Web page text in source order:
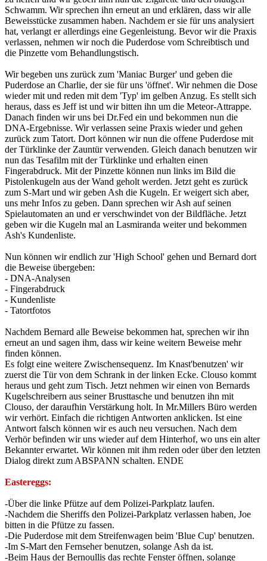
Schwamm. Wir sprechen ihn erneut an und erklären, dass wir alle
Beweisstücke zusammen haben. Nachdem er sie für uns analysiert
hat, verlangt er allerdings eine Gegenleistung. Bevor wir die Praxis
verlassen, nehmen wir noch die Puderdose vom Schreibtisch und
die Pinzette vom Behandlungstisch.
Wir begeben uns zurück zum 'Maniac Burger' und geben die
Puderdose an Charlie, der sie für uns 'öffnet'. Wir nehmen die Dose
wieder mit und reden mit dem 'Typ' im gelben Anzug. Es stellt sich
heraus, dass es Jeff ist und wir bitten ihn um die Meteor-Attrappe.
Danach finden wir uns bei Dr.Fed ein und bekommen nun die
DNA-Ergebnisse. Wir verlassen seine Praxis wieder und gehen
zurück zum Tatort. Dort können wir nun die offene Puderdose mit
der Türklinke der Zauntür verwenden. Gleich danach benutzen wir
nun das Tesafilm mit der Türklinke und erhalten einen
Fingerabdruck. Mit der Pinzette können nun links im Bild die
Pistolenkugeln aus der Wand geholt werden. Jetzt geht es zurück
zum S-Mart und wir geben Ash die Kugeln. Er weigert sich aber,
uns mehr Infos zu geben. Dann sprechen wir Ash auf seinen
Spielautomaten an und er verschwindet von der Bildfläche. Jetzt
geben wir die Kugeln mal an Lasmiranda weiter und bekommen
Ash's Kundenliste.
Nun können wir endlich zur 'High School' gehen und Bernard dort
die Beweise übergeben:
- DNA-Analysen
- Fingerabdruck
- Kundenliste
- Tatortfotos
Nachdem Bernard alle Beweise bekommen hat, sprechen wir ihn
erneut an und sagen ihm, dass wir keine weitern Beweise mehr
finden können.
Es folgt eine weitere Zwischensequenz. Im Knast'benutzen' wir
zuerst die Tür von dem Schrank in der linken Ecke. Clouso kommt
heraus und geht zum Tisch. Jetzt nehmen wir einen von Bernards
Kugelschreibern aus seiner Brusttasche und benutzen ihn mit
Clouso, der daraufhin Verstärkung holt. In Mr.Millers Büro werden
wir verhört. Einfach die richtigen Antworten anklicken. Ist eine
Antwort falsch können wir es auch neu versuchen. Nach dem
Verhör befinden wir uns wieder auf dem Hinterhof, wo uns ein alter
Bekannter erwartet. Wir können mit ihm reden oder über den letzten
Dialog direkt zum ABSPANN schalten. ENDE
Eastereggs:
-Über die linke Pfütze auf dem Polizei-Parkplatz laufen.
-Nachdem die Sheriffs den Polizei-Parkplatz verlassen haben, Joe
bitten in die Pfütze zu fassen.
-Die Puderdose mit dem Streifenwagen beim 'Blue Cup' benutzen.
-Im S-Mart den Fernseher benutzen, solange Ash da ist.
-Beim Haus der Bernoullis das rechte Fenster öffnen, solange